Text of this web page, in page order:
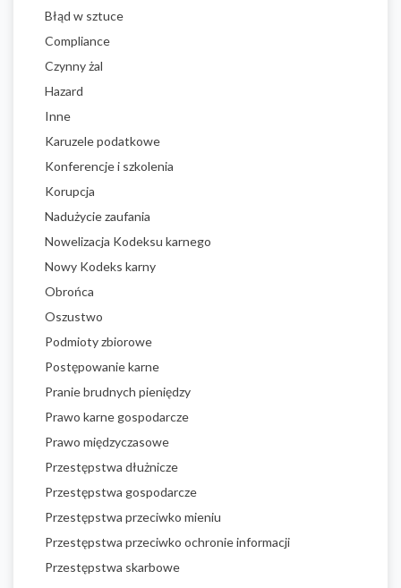
Błąd w sztuce
Compliance
Czynny żal
Hazard
Inne
Karuzele podatkowe
Konferencje i szkolenia
Korupcja
Nadużycie zaufania
Nowelizacja Kodeksu karnego
Nowy Kodeks karny
Obrońca
Oszustwo
Podmioty zbiorowe
Postępowanie karne
Pranie brudnych pieniędzy
Prawo karne gospodarcze
Prawo międzyczasowe
Przestępstwa dłużnicze
Przestępstwa gospodarcze
Przestępstwa przeciwko mieniu
Przestępstwa przeciwko ochronie informacji
Przestępstwa skarbowe